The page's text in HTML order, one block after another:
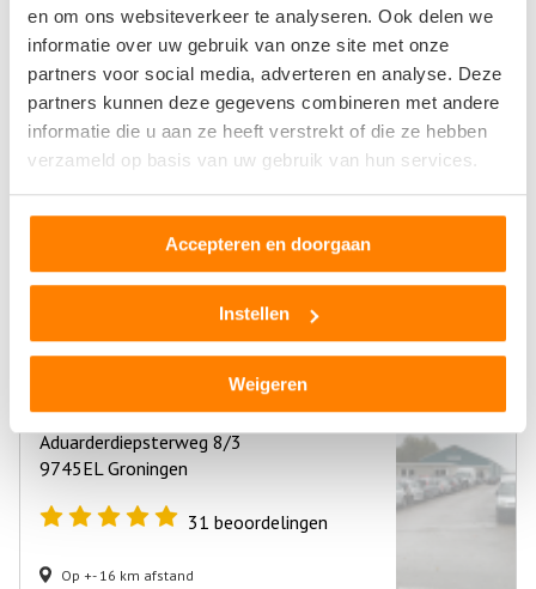
en om ons websiteverkeer te analyseren. Ook delen we
informatie over uw gebruik van onze site met onze
partners voor social media, adverteren en analyse. Deze
partners kunnen deze gegevens combineren met andere
informatie die u aan ze heeft verstrekt of die ze hebben
verzameld op basis van uw gebruik van hun services.
Accepteren en doorgaan
Instellen
Weigeren
Autodemontagebedrijf Lettinga
De Hemmen 104
9206AG Drachten
1beoordeling
International Motors BV
Aduarderdiepsterweg 8/3
9745EL Groningen
31 beoordelingen
Op +- 16 km afstand